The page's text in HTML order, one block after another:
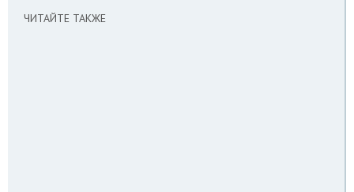
ЧИТАЙТЕ ТАКЖЕ